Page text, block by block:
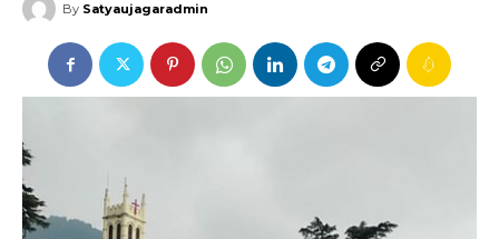
By Satyaujagaradmin